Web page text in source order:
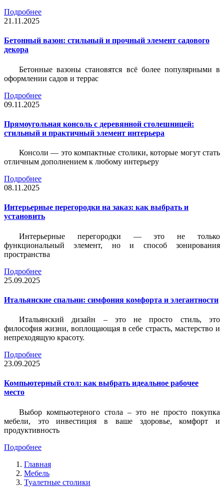
Подробнее
21.11.2025
Бетонный вазон: стильный и прочный элемент садового
декора
Бетонные вазоны становятся всё более популярными в
оформлении садов и террас
Подробнее
09.11.2025
Прямоугольная консоль с деревянной столешницей:
стильный и практичный элемент интерьера
Консоли — это компактные столики, которые могут стать
отличным дополнением к любому интерьеру
Подробнее
08.11.2025
Интерьерные перегородки на заказ: как выбрать и
установить
Интерьерные перегородки — это не только
функциональный элемент, но и способ зонирования
пространства
Подробнее
25.09.2025
Итальянские спальни: симфония комфорта и элегантности
Итальянский дизайн – это не просто стиль, это
философия жизни, воплощающая в себе страсть, мастерство и
непреходящую красоту.
Подробнее
23.09.2025
Компьютерный стол: как выбрать идеальное рабочее
место
Выбор компьютерного стола – это не просто покупка
мебели, это инвестиция в ваше здоровье, комфорт и
продуктивность
Подробнее
Главная
Мебель
Туалетные столики